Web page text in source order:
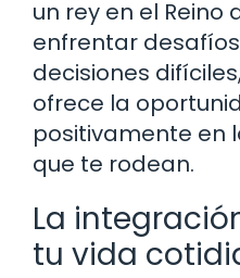
un rey en el Reino
enfrentar
decisiones
ofrece la
positivamente en
que te rodean.
La
tu vida